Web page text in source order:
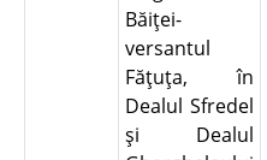
Băiţei-
versantul
Făţuţa, în
Dealul Sfredel
şi Dealul